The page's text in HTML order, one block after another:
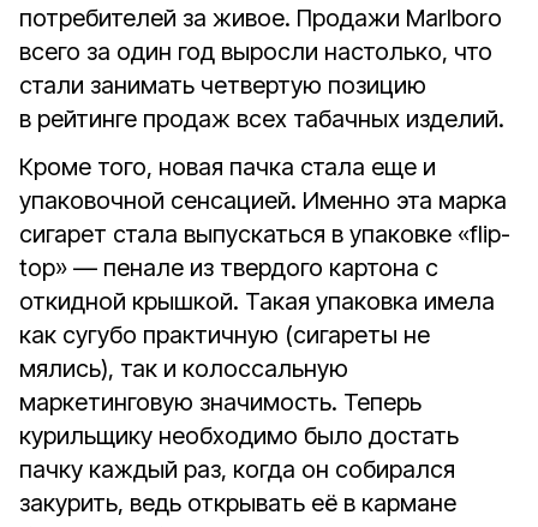
потребителей за живое. Продажи Marlboro
всего за один год выросли настолько, что
стали занимать четвертую позицию
в рейтинге продаж всех табачных изделий.
Кроме того, новая пачка стала еще и
упаковочной сенсацией. Именно эта марка
сигарет стала выпускаться в упаковке «flip-
top» — пенале из твердого картона с
откидной крышкой. Такая упаковка имела
как сугубо практичную (сигареты не
мялись), так и колоссальную
маркетинговую значимость. Теперь
курильщику необходимо было достать
пачку каждый раз, когда он собирался
закурить, ведь открывать её в кармане